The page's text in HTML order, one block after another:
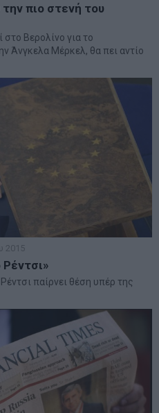
πιο στενή του
Βερολίνο για το
Άνγκελα Μέρκελ, θα πει αντίο
2015
παίρνει θέση υπέρ της